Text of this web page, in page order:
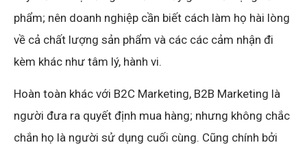
phẩm; nên doanh nghiệp cần biết cách làm họ hài lòng
về cả chất lượng sản phẩm và các các cảm nhận đi
kèm khác như tâm lý, hành vi.
Hoàn toàn khác với B2C Marketing, B2B Marketing là
người đưa ra quyết định mua hàng; nhưng không chắc
chắn họ là người sử dụng cuối cùng. Cũng chính bởi